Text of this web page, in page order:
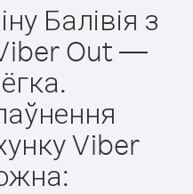
Балівія з
Out —
Viber